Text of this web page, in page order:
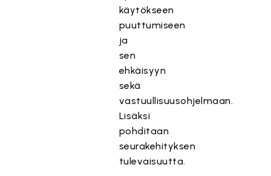
käytökseen
puuttumiseen
ja
sen
ehkäisyyn
sekä
vastuullisuusohjelmaan.
Lisäksi
pohditaan
seurakehityksen
tulevaisuutta.